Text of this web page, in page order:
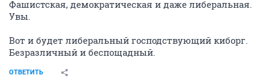
Фашистская, демократическая и даже либеральная.
Увы.
Вот и будет либеральный господствующий киборг.
Безразличный и беспощадный.
ОТВЕТИТЬ